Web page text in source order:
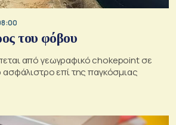
του φόβου
από γεωγραφικό chokepoint σε
ασφάλιστρο επί της παγκόσμιας